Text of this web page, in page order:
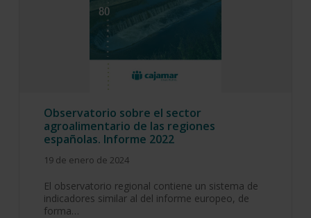
Observatorio sobre el sector
agroalimentario de las regiones
españolas. Informe 2022
19 de enero de 2024
El observatorio regional contiene un sistema de
indicadores similar al del informe europeo, de
forma…